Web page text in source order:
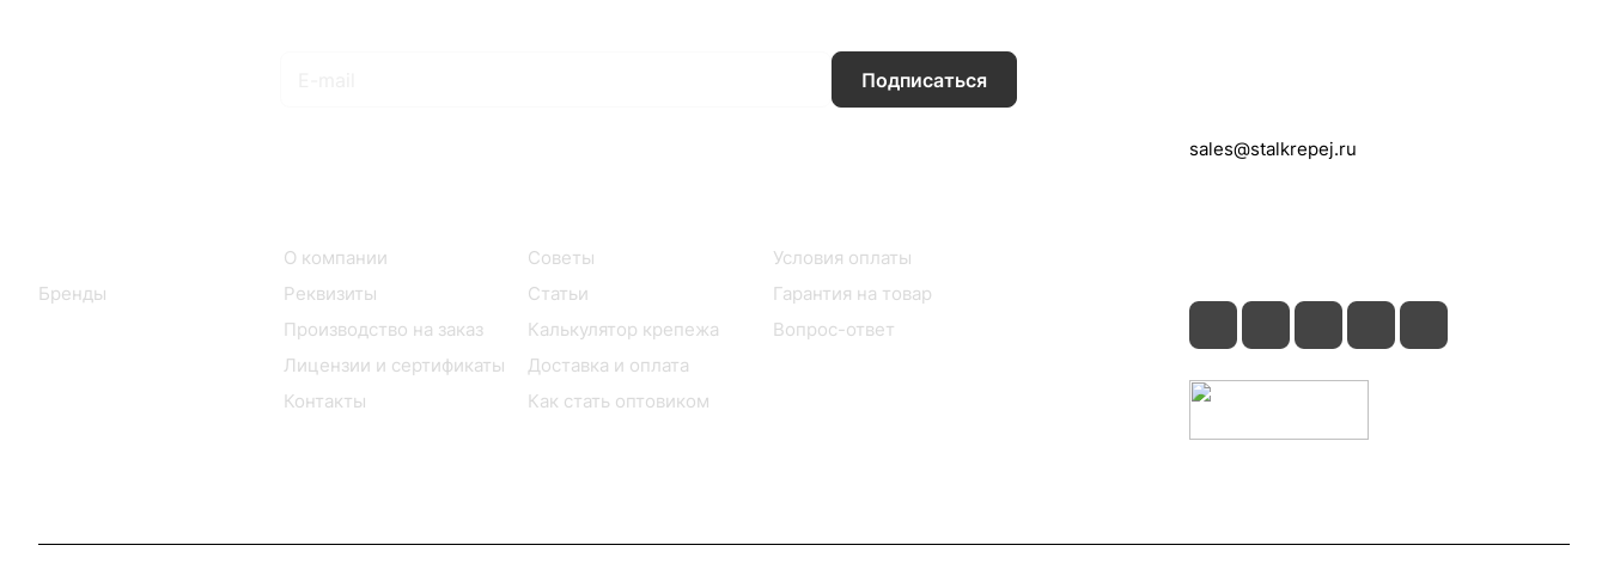
Подписаться
Бренды
О компании
Реквизиты
Производство на заказ
Лицензии и сертификаты
Контакты
Советы
Статьи
Калькулятор крепежа
Доставка и оплата
Как стать оптовиком
Условия оплаты
Гарантия на товар
Вопрос-ответ
sales@stalkrepej.ru